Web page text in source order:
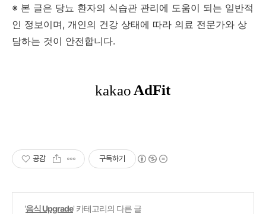
※ 본 글은 당뇨 환자의 식습관 관리에 도움이 되는 일반적
인 정보이며, 개인의 건강 상태에 따라 의료 전문가와 상
담하는 것이 안전합니다.
공감 구독하기
'음식 Upgrade' 카테고리의 다른 글